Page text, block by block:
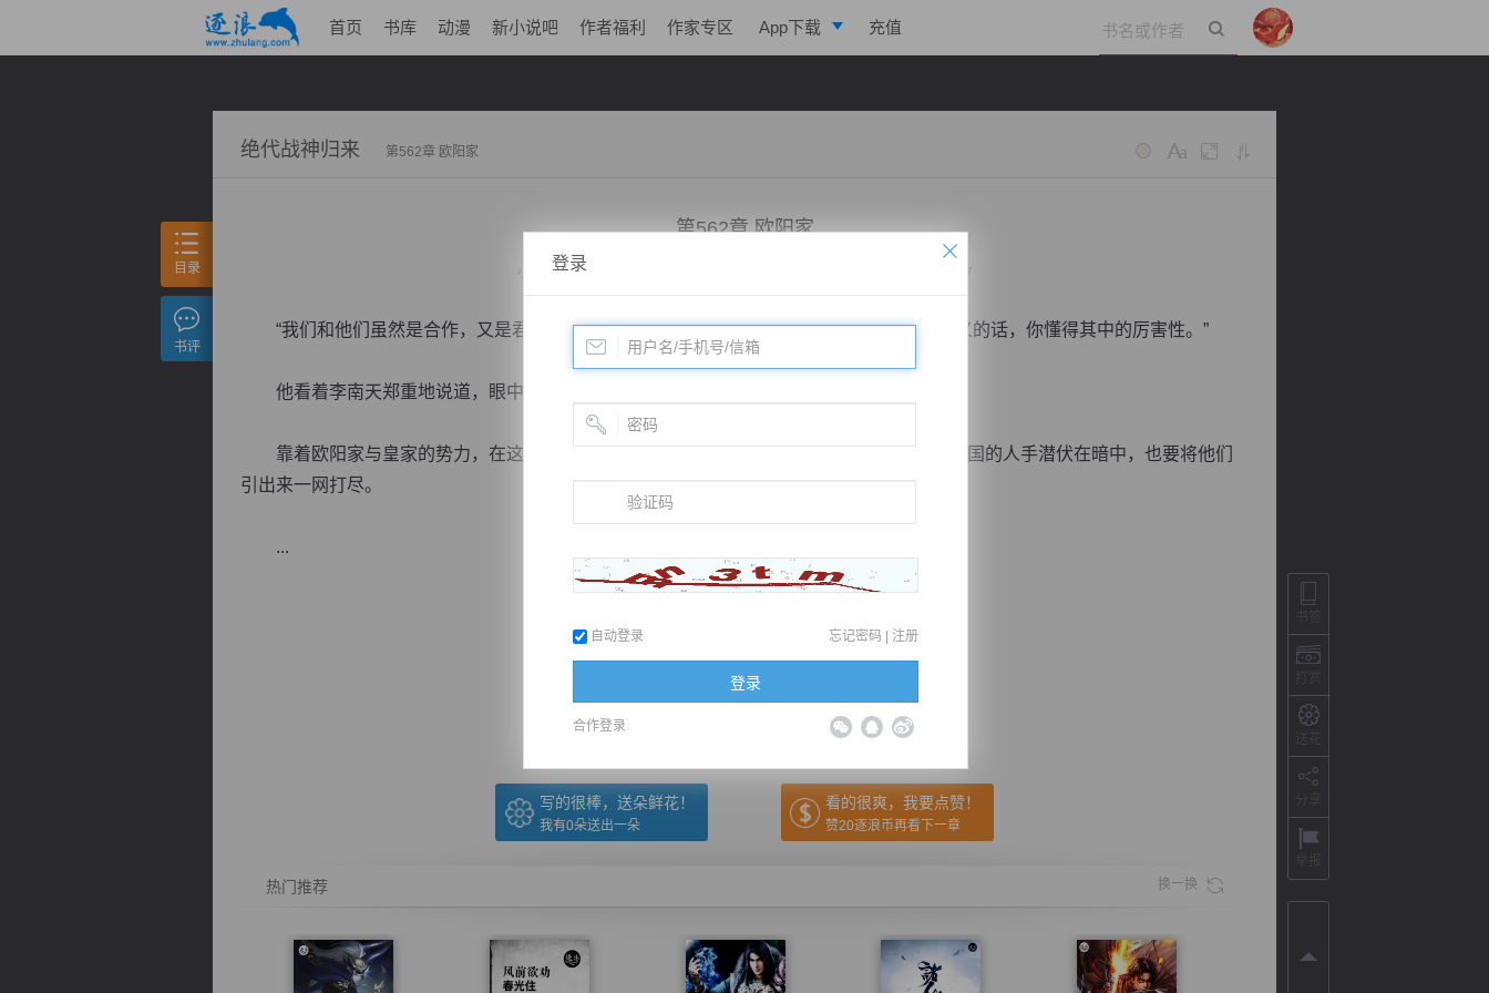
首页 书库 动漫 新小说吧 作者福利 作家专区 App下载 充值
绝代战神归来 第562章 欧阳家
第562章 欧阳家
小说：绝代战神归来 更新时间：2020-03-20 12:36 字数：2027
“我们和他们虽然是合作，又是君臣关系，而且你和欧阳家的关系不菲，可是如果临时起义的话，你懂得其中的厉害性。”
他看着李南天郑重地说道，眼中闪过了一丝的严肃！
靠着欧阳家与皇家的势力，在这个城中把持着大局，龙家和雷家没有出手，这就是其他家国的人手潜伏在暗中，也要将他们
引出来一网打尽。
...
（← 快捷键 上一章 回目录 下一章 快捷键→）
写的很棒，送朵鲜花！
我有0朵送出一朵
看的很爽，我要点赞！
赞20逐浪币再看下一章
热门推荐 换一换
目录
书评
登录
自动登录 忘记密码 | 注册
登录
合作登录